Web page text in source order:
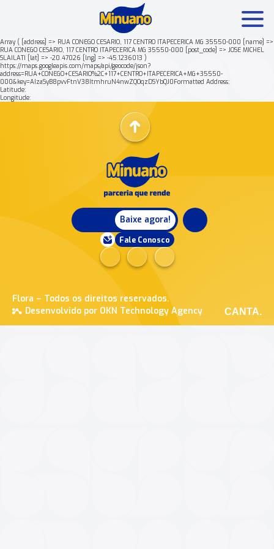
Array ( [address] => RUA CONEGO CESARIO, 117 CENTRO ITAPECERICA MG 35550-000 [name] =>
RUA CONEGO CESARIO, 117 CENTRO ITAPECERICA MG 35550-000 [post_code] => JOSE MICHEL
SLAILATI [lat] => -20.47026 [lng] => -45.1236013 )
https://maps.googleapis.com/maps/api/geocode/json?
address=RUA+CONEGO+CESARIO%2C+117+CENTRO+ITAPECERICA+MG+35550-
000&key=AIzaSyB8pvvFtnV38ItmhruN4nwZQOqzDSYbQJ0Formatted Address:
Latitude:
Longitude:
Baixe agora!
Fale Conosco
Flora – Todos os direitos reservados.
Desenvolvido por OKN Technology Agency
CANTA.
Mais buscados: Produtos Minuano Rende +
Nossa história